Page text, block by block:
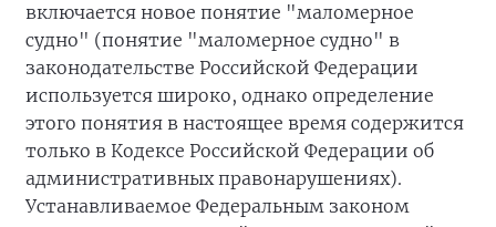
включается новое понятие "маломерное
судно" (понятие "маломерное судно" в
законодательстве Российской Федерации
используется широко, однако определение
этого понятия в настоящее время содержится
только в Кодексе Российской Федерации об
административных правонарушениях).
Устанавливаемое Федеральным законом